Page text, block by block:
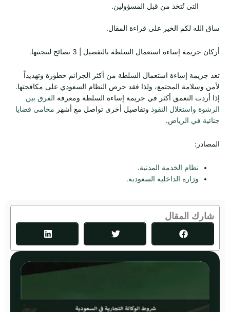
التي تُتخذ من قبل المسؤولين.
ساق الله لكم الخير على قراءة المقال.
أركان جريمة إساءة استعمال السلطة بالتفصيل | 3 نصائح لتتجنبها.
تعد جريمة إساءة استعمال السلطة من أكثر الجرائم خطورة وتهديداً
لأمن وسلامة المجتمع، ولذا فقد حرص النظام السعودي على مكافحتها.
إذا أردت التعمق أكثر في جريمة إساءة السلطة ومعرفة الفرق بين
الرشوة واستغلال النفوذ وتفاصيل أخرى تواصل مع أشهر محامي قضايا
جنائية في الرياض.
المصادر:
نظام الخدمة المدنية.
وزارة الداخلية السعودية.
شارك المقال